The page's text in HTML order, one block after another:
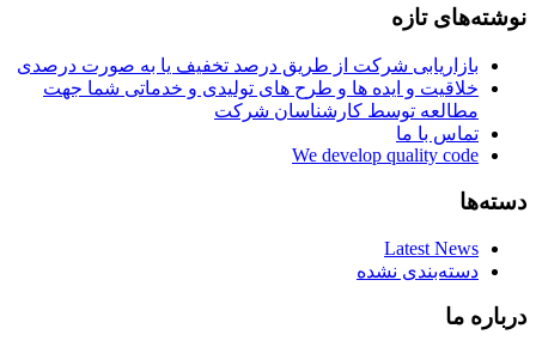
نوشته‌های تازه
بازاریابی شرکت از طریق درصد تخفیف یا به صورت درصدی
خلاقیت و ایده ها و طرح های تولیدی و خدماتی شما جهت
مطالعه توسط کارشناسان شرکت
تماس با ما
We develop quality code
دسته‌ها
Latest News
دسته‌بندی نشده
درباره ما